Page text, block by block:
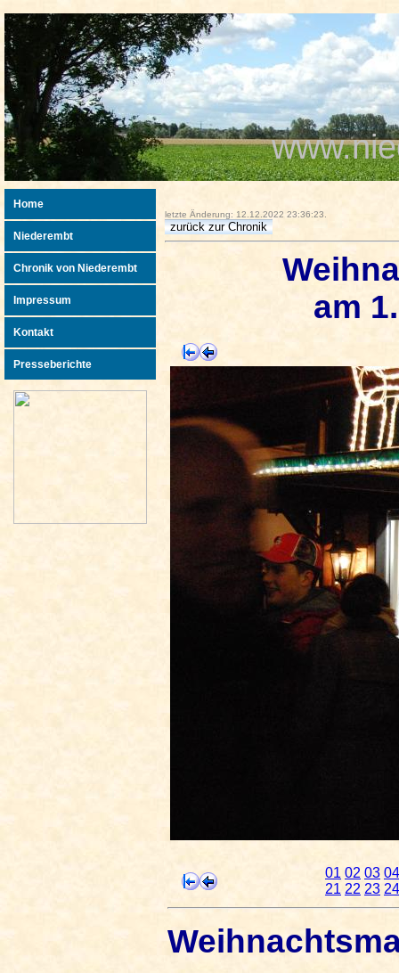
letzte Änderung: 12.12.2022 23:36:23.
am
01 02 03 04
21 22 23 24
Home
Niederembt
Chronik von Niederembt
Impressum
Kontakt
Presseberichte